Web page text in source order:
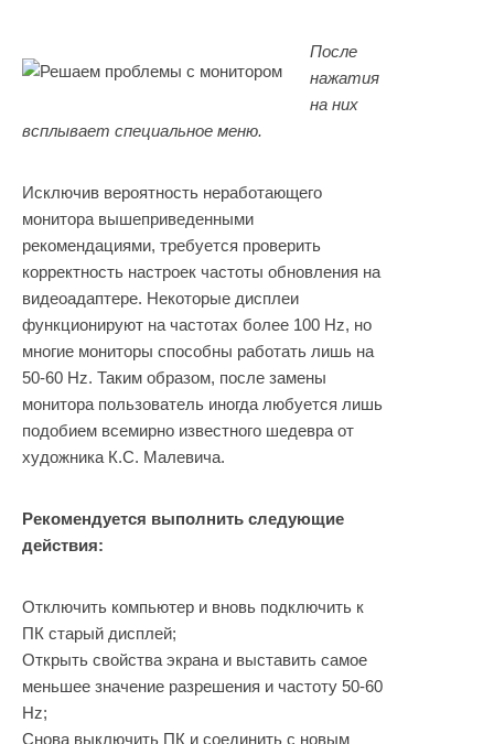
После
нажатия
на них
всплывает специальное меню.
Исключив вероятность неработающего
монитора вышеприведенными
рекомендациями, требуется проверить
корректность настроек частоты обновления на
видеоадаптере. Некоторые дисплеи
функционируют на частотах более 100 Hz, но
многие мониторы способны работать лишь на
50-60 Hz. Таким образом, после замены
монитора пользователь иногда любуется лишь
подобием всемирно известного шедевра от
художника К.С. Малевича.
Рекомендуется выполнить следующие
действия:
Отключить компьютер и вновь подключить к
ПК старый дисплей;
Открыть свойства экрана и выставить самое
меньшее значение разрешения и частоту 50-60
Hz;
Снова выключить ПК и соединить с новым